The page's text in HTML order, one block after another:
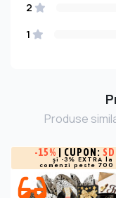
2
1
Produse
-15% | CUPON:
și -3% EXTRA la
comenzi peste 700